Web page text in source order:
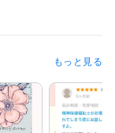
もっと見る